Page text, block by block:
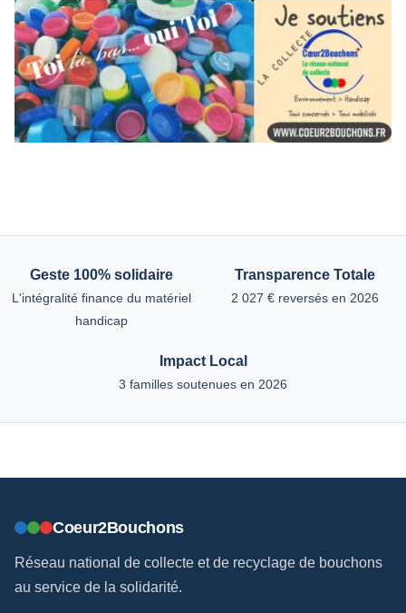
Geste 100% solidaire
L'intégralité finance du matériel
handicap
Transparence Totale
2 027 € reversés en 2026
Impact Local
3 familles soutenues en 2026
Coeur2Bouchons
Réseau national de collecte et de recyclage de bouchons
au service de la solidarité.